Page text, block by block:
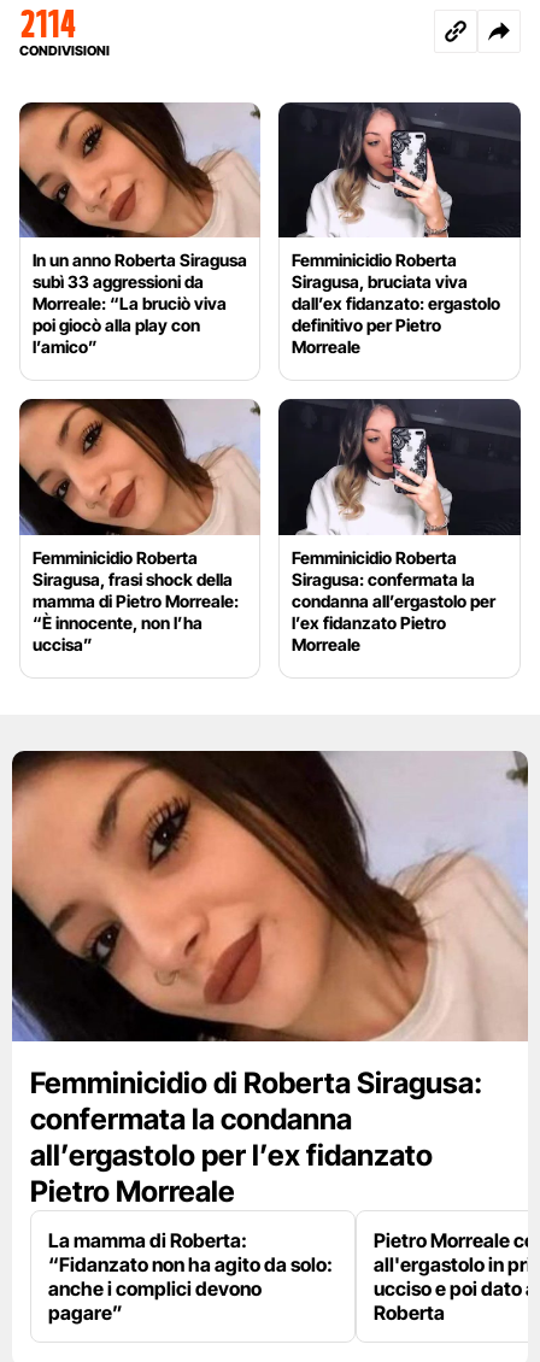
2114
CONDIVISIONI
In un anno Roberta Siragusa
subì 33 aggressioni da
Morreale: “La bruciò viva
poi giocò alla play con
l’amico”
Femminicidio Roberta
Siragusa, bruciata viva
dall’ex fidanzato: ergastolo
definitivo per Pietro
Morreale
Femminicidio Roberta
Siragusa, frasi shock della
mamma di Pietro Morreale:
“È innocente, non l’ha
uccisa”
Femminicidio Roberta
Siragusa: confermata la
condanna all’ergastolo per
l’ex fidanzato Pietro
Morreale
Femminicidio di Roberta Siragusa:
confermata la condanna
all’ergastolo per l’ex fidanzato
Pietro Morreale
La mamma di Roberta:
“Fidanzato non ha agito da solo:
anche i complici devono
pagare”
Pietro Morreale
all'ergastolo in
ucciso e poi dato
Roberta